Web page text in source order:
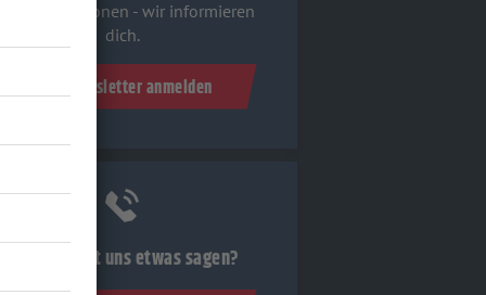
Aktionen - wir informieren
dich.
Zum Newsletter anmelden
Du möchtest uns etwas sagen?